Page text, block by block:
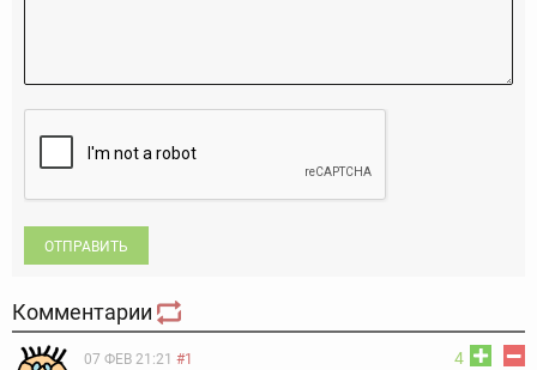
ОТПРАВИТЬ
Комментарии
4
07 ФЕВ 21:21 #1